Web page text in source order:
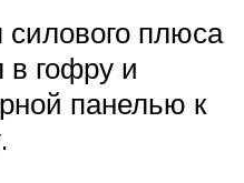
силового плюса
в гофру и
панелью к